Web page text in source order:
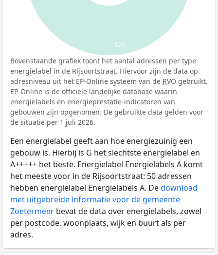
82%
Bovenstaande grafiek toont het aantal adressen per type
energielabel in de Rijsoortstraat. Hiervoor zijn de data op
adresniveau uit het EP-Online systeem van de RVO gebruikt.
EP-Online is de officiële landelijke database waarin
energielabels en energieprestatie-indicatoren van
gebouwen zijn opgenomen. De gebruikte data gelden voor
de situatie per 1 juli 2026.
Een energielabel geeft aan hoe energiezuinig een
gebouw is. Hierbij is G het slechtste energielabel en
A+++++ het beste. Energielabel Energielabels A komt
het meeste voor in de Rijsoortstraat: 50 adressen
hebben energielabel Energielabels A. Dedownload
met uitgebreide informatie voor de gemeente
Zoetermeer bevat de data over energielabels, zowel
per postcode, woonplaats, wijk en buurt als per
adres.